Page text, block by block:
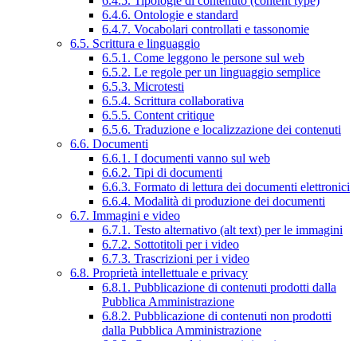
6.4.6. Ontologie e standard
6.4.7. Vocabolari controllati e tassonomie
6.5. Scrittura e linguaggio
6.5.1. Come leggono le persone sul web
6.5.2. Le regole per un linguaggio semplice
6.5.3. Microtesti
6.5.4. Scrittura collaborativa
6.5.5. Content critique
6.5.6. Traduzione e localizzazione dei contenuti
6.6. Documenti
6.6.1. I documenti vanno sul web
6.6.2. Tipi di documenti
6.6.3. Formato di lettura dei documenti elettronici
6.6.4. Modalità di produzione dei documenti
6.7. Immagini e video
6.7.1. Testo alternativo (alt text) per le immagini
6.7.2. Sottotitoli per i video
6.7.3. Trascrizioni per i video
6.8. Proprietà intellettuale e privacy
6.8.1. Pubblicazione di contenuti prodotti dalla
Pubblica Amministrazione
6.8.2. Pubblicazione di contenuti non prodotti
dalla Pubblica Amministrazione